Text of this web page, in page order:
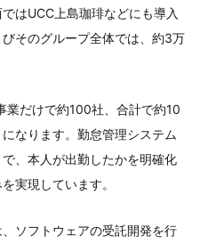
はUCC上島珈琲などにも導入
そのグループ全体では、約3万
業だけで約100社、合計で約10
なります。勤怠管理システム
、本人が出勤したかを明確化
実現しています。
ソフトウェアの受託開発を行